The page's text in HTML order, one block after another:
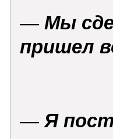
— Мы
пришел
— Я